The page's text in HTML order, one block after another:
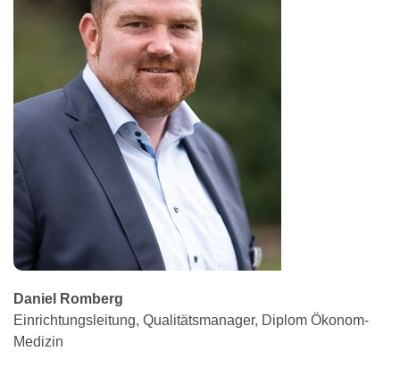
Daniel
Romberg
Einrichtungsleitung, Qualitätsmanager, Diplom Ökonom-
Medizin